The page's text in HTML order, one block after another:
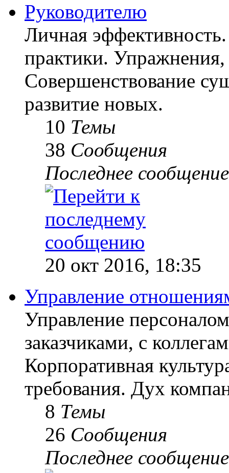
Руководителю
Личная
практики.
Совершенствование
развитие новых.
10 Темы
38 Сообщения
Последнее сообщение
20 окт 2016, 18:35
Управление
Управление
заказчиками, с
Корпоративная
требования. Дух
8 Темы
26 Сообщения
Последнее сообщение